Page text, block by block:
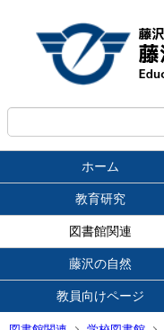
ホーム
教育研究
図書館関連
藤沢の自然
教員向けページ